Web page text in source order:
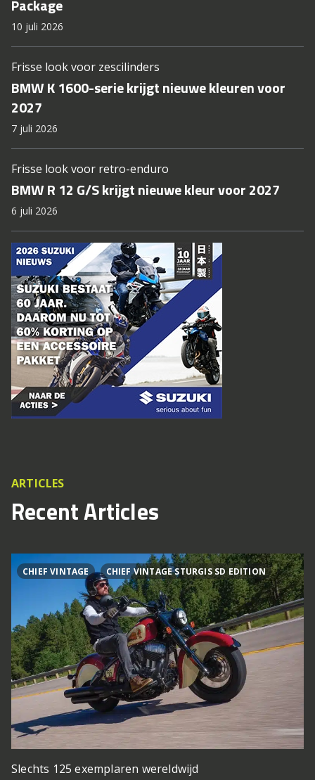
Package
10 juli 2026
Frisse look voor zescilinders
BMW K 1600-serie krijgt nieuwe kleuren voor
2027
7 juli 2026
Frisse look voor retro-enduro
BMW R 12 G/S krijgt nieuwe kleur voor 2027
6 juli 2026
ARTICLES
Recent Articles
CHIEF VINTAGE CHIEF VINTAGE STURGIS SD EDITION
Slechts 125 exemplaren wereldwijd